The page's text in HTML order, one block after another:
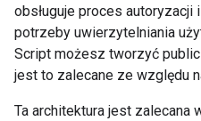
obsługuje proces autoryzacji
potrzeby uwierzytelniania
Script możesz tworzyć
jest to zalecane ze względu
Ta architektura jest zalecana